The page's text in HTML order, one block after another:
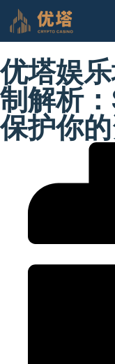
优塔娱
制解析
保护你